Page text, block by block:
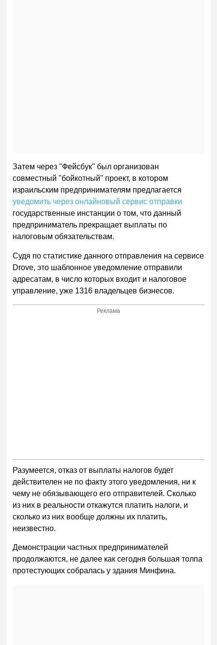
Затем через "Фейсбук" был организован
совместный "бойкотный" проект, в котором
израильским предпринимателям предлагается
уведомить через онлайновый сервис отправки
государственные инстанции о том, что данный
предприниматель прекращает выплаты по
налоговым обязательствам.
Судя по статистике данного отправления на сервисе
Drove, это шаблонное уведомление отправили
адресатам, в число которых входит и налоговое
управление, уже 1316 владельцев бизнесов.
Реклама
Разумеется, отказ от выплаты налогов будет
действителен не по факту этого уведомления, ни к
чему не обязывающего его отправителей. Сколько
из них в реальности откажутся платить налоги, и
сколько из них вообще должны их платить,
неизвестно.
Демонстрации частных предпринимателей
продолжаются, не далее как сегодня большая толпа
протестующих собралась у здания Минфина.